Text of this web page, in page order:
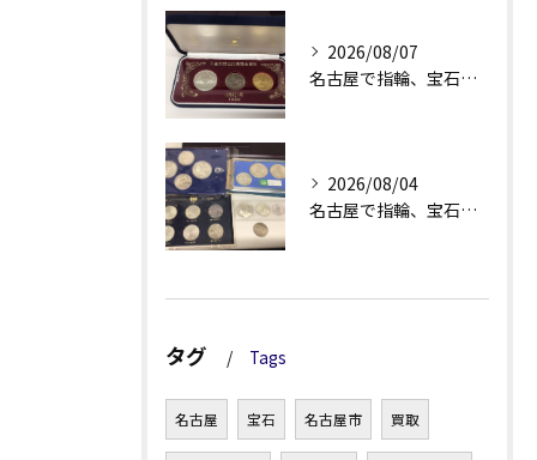
2026/08/07
名古屋で指輪、宝石買取なら当店で！！。
2026/08/04
名古屋で指輪、宝石買取なら当店で！！。
タグ Tags
名古屋 宝石 名古屋市 買取